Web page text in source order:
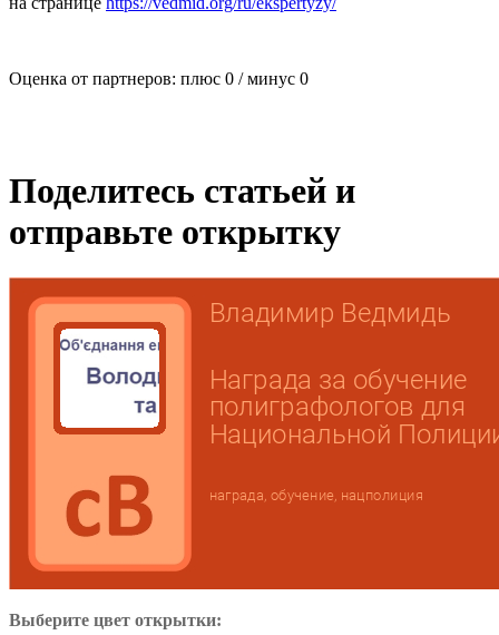
Оценка от партнеров: плюс 0 / минус 0
Поделитесь статьей и
отправьте открытку
Выберите цвет открытки: